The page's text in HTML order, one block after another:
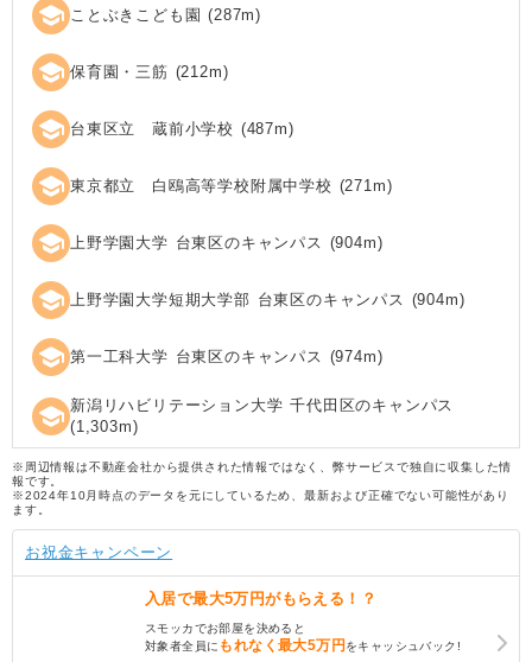
school ことぶきこども園 (287m)
school 保育園・三筋 (212m)
school 台東区立 蔵前小学校 (487m)
school 東京都立 白鴎高等学校附属中学校 (271 m)
school 上野学園大学 台東区のキャンパス (904m)
school 上野学園大学短期大学部 台東区のキャンパス (904m)
school 第一工科大学 台東区のキャンパス (974m)
school 新潟リハビリテーション大学 千代田区のキャンパス
(1,303m)
※周辺情報は不動産会社から提供された情報ではなく、弊サービスで独自に収集した情
報です。
※2024年10月時点のデータを元にしているため、最新および正確でない可能性があり
ます。
お祝金キャンペーン
入居で最大5万円がもらえる！？
スモッカでお部屋を決めると
対象者全員に もれなく最大5万円をキャッシュバック!